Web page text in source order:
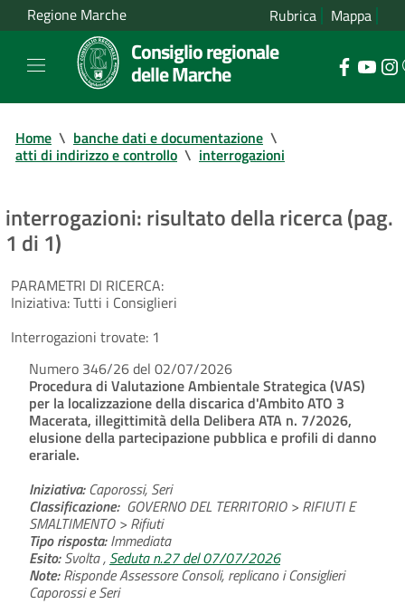
Regione Marche Rubrica Mappa
Consiglio regionale
delle Marche
Home \ banche dati e documentazione \
atti di indirizzo e controllo \ interrogazioni
interrogazioni: risultato della ricerca (pag.
1 di 1)
PARAMETRI DI RICERCA:
Iniziativa:Tutti i Consiglieri
Interrogazioni trovate: 1
Numero 346/26 del 02/07/2026
Procedura di Valutazione Ambientale Strategica (VAS)
per la localizzazione della discarica d'Ambito ATO 3
Macerata, illegittimità della Delibera ATA n. 7/2026,
elusione della partecipazione pubblica e profili di danno
erariale.
Iniziativa:Caporossi, Seri
Classificazione: GOVERNO DEL TERRITORIO > RIFIUTI E
SMALTIMENTO > Rifiuti
Tipo risposta:Immediata
Esito:Svolta , Seduta n.27 del 07/07/2026
Note:Risponde Assessore Consoli, replicano i Consiglieri
Caporossi e Seri